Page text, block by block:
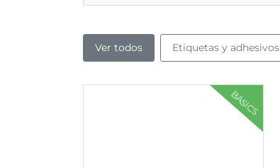
Ver todos Etiquetas y adhesivos
BASICS
Ver más Etiquetas y pegatinas adhesivas